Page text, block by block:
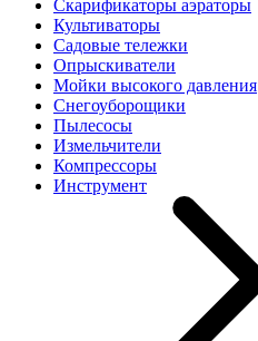
Скарификаторы аэраторы
Культиваторы
Садовые тележки
Опрыскиватели
Мойки высокого давления
Снегоуборощики
Пылесосы
Измельчители
Компрессоры
Инструмент